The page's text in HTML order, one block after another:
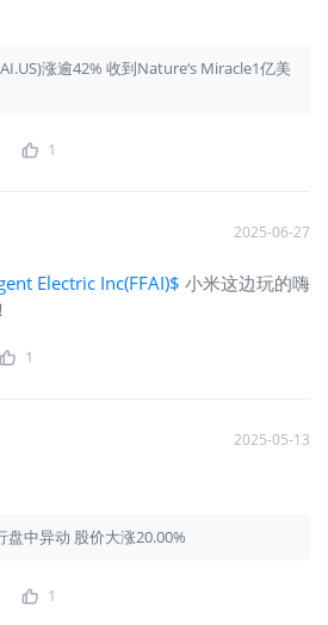
涨逾42% 收到Nature‘s Miracle1亿美
1
2025-06-27
Electric Inc(FFAI)$ 小米这边玩的嗨
1
2025-05-13
盘中异动 股价大涨20.00%
1